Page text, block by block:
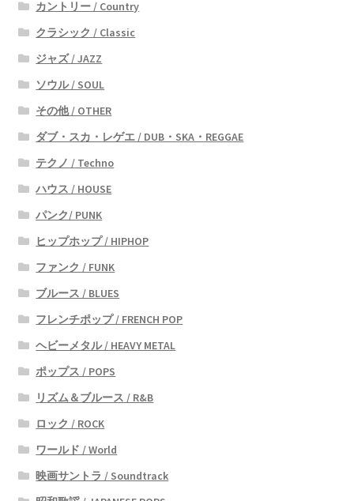
カントリー / Country
クラシック / Classic
ジャズ / JAZZ
ソウル / SOUL
その他 / OTHER
ダブ・スカ・レゲエ / DUB・SKA・REGGAE
テクノ / Techno
ハウス / HOUSE
パンク/ PUNK
ヒップホップ / HIPHOP
ファンク / FUNK
ブルース / BLUES
フレンチポップ / FRENCH POP
ヘビーメタル / HEAVY METAL
ポップス / POPS
リズム＆ブルース / R&B
ロック / ROCK
ワールド / World
映画サントラ / Soundtrack